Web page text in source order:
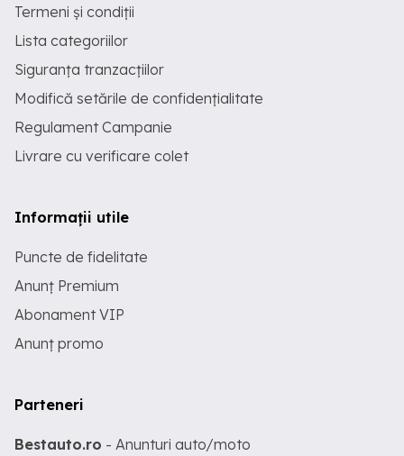
Termeni și condiții
Lista categoriilor
Siguranța tranzacțiilor
Modifică setările de confidențialitate
Regulament Campanie
Livrare cu verificare colet
Informații utile
Puncte de fidelitate
Anunț Premium
Abonament VIP
Anunț promo
Parteneri
Bestauto.ro - Anunturi auto/moto